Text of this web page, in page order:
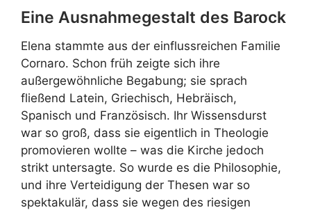
Eine Ausnahmegestalt des Barock
Elena stammte aus der einflussreichen Familie
Cornaro. Schon früh zeigte sich ihre
außergewöhnliche Begabung; sie sprach
fließend Latein, Griechisch, Hebräisch,
Spanisch und Französisch. Ihr Wissensdurst
war so groß, dass sie eigentlich in Theologie
promovieren wollte – was die Kirche jedoch
strikt untersagte. So wurde es die Philosophie,
und ihre Verteidigung der Thesen war so
spektakulär, dass sie wegen des riesigen